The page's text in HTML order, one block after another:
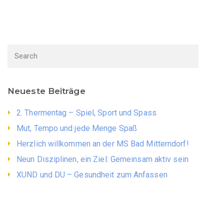
Neueste Beiträge
2. Thermentag – Spiel, Sport und Spass
Mut, Tempo und jede Menge Spaß
Herzlich willkommen an der MS Bad Mitterndorf!
Neun Disziplinen, ein Ziel: Gemeinsam aktiv sein
XUND und DU – Gesundheit zum Anfassen